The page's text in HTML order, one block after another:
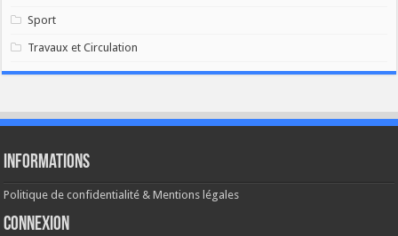
Sport
Travaux et Circulation
Informations
Politique de confidentialité & Mentions légales
Connexion